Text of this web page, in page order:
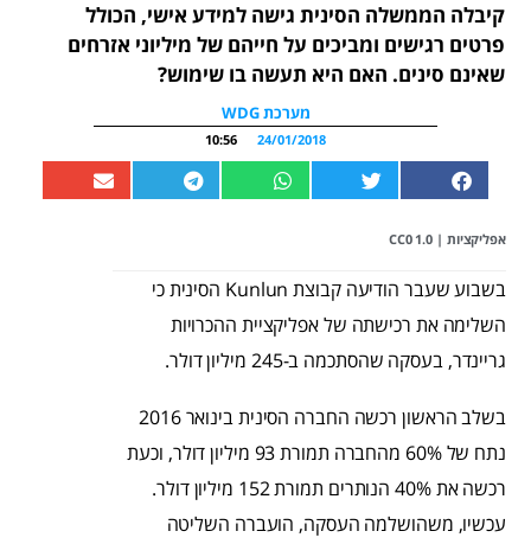
קיבלה הממשלה הסינית גישה למידע אישי, הכולל
פרטים רגישים ומביכים על חייהם של מיליוני אזרחים
שאינם סינים. האם היא תעשה בו שימוש?
מערכת WDG
24/01/2018
10:56
אפליקציות |
CC0 1.0
בשבוע שעבר הודיעה קבוצת Kunlun הסינית כי
השלימה את רכישתה של אפליקציית ההכרויות
גריינדר, בעסקה שהסתכמה ב-245 מיליון דולר.
בשלב הראשון רכשה החברה הסינית בינואר 2016
נתח של 60% מהחברה תמורת 93 מיליון דולר, וכעת
רכשה את 40% הנותרים תמורת 152 מיליון דולר.
עכשיו, משהושלמה העסקה, הועברה השליטה